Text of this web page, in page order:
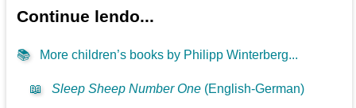
Continue lendo...
📚 More children’s books by Philipp Winterberg...
📖 Sleep Sheep Number One (English-German)